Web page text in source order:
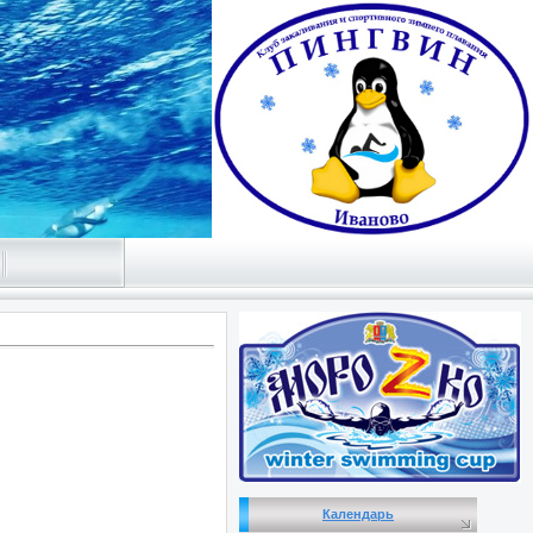
Календарь